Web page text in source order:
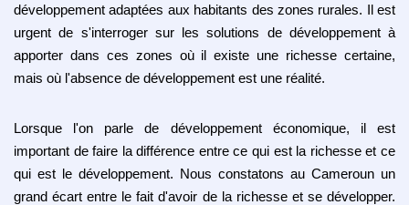
développement adaptées aux habitants des zones rurales. Il est
urgent de s'interroger sur les solutions de développement à
apporter dans ces zones où il existe une richesse certaine,
mais où l'absence de développement est une réalité.
Lorsque l'on parle de développement économique, il est
important de faire la différence entre ce qui est la richesse et ce
qui est le développement. Nous constatons au Cameroun un
grand écart entre le fait d'avoir de la richesse et se développer.